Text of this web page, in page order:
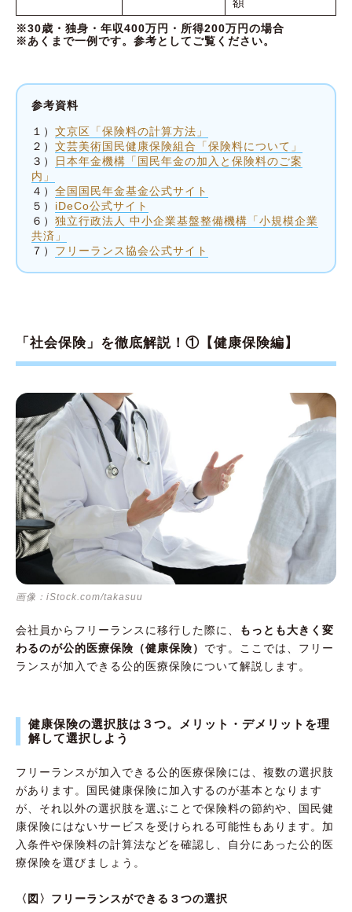
※30歳・独身・年収400万円・所得200万円の場合
※あくまで一例です。参考としてご覧ください。
参考資料
１） 文京区「保険料の計算方法」
２） 文芸美術国民健康保険組合「保険料について」
３）
日本年金機構「国民年金の加入と保険料のご案
内」
４） 全国国民年金基金公式サイト
５） iDeCo公式サイト
６） 独立行政法人 中小企業基盤整備機構「小規模企業
共済」
７） フリーランス協会公式サイト
「社会保険」を徹底解説！①【健康保険編】
画像：iStock.com/takasuu
会社員からフリーランスに移行した際に、
もっとも大きく変
わるのが公的医療保険（健康保険） です。ここでは、フリー
ランスが加入できる公的医療保険について解説します。
健康保険の選択肢は３つ。メリット・デメリットを理
解して選択しよう
フリーランスが加入できる公的医療保険には、複数の選択肢
があります。国民健康保険に加入するのが基本となります
が、それ以外の選択肢を選ぶことで保険料の節約や、国民健
康保険にはないサービスを受けられる可能性もあります。加
入条件や保険料の計算法などを確認し、自分にあった公的医
療保険を選びましょう。
〈図〉フリーランスができる３つの選択